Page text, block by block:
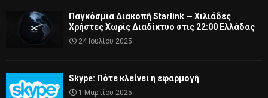
Παγκόσμια Διακοπή Starlink — Χιλιάδες
Χρήστες Χωρίς Διαδίκτυο στις 22:00 Ελλάδας
24 Ιουλίου 2025
Skype: Πότε κλείνει η εφαρμογή
1 Μαρτίου 2025